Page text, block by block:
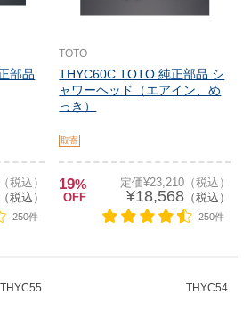
部品
税込）
税込）
250件
TOTO
THYC60C TOTO 純正部品 シ
ャワーヘッド（エアイン、め
っき）
取寄
19%
OFF
定価¥23,210（税込）
¥18,568（税込）
250件
THYC55 THYC54